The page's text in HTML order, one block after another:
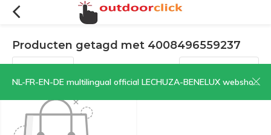
NL-FR-EN-DE multilingual official LECHUZA-BENELUX webshop | CLICK HERE NOW!
Producten getagd met 4008496559237
Filters Sorteren op: